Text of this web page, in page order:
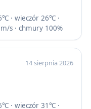
· wieczór 26℃ ·
s · chmury 100%
14 sierpnia 2026
· wieczór 31℃ ·